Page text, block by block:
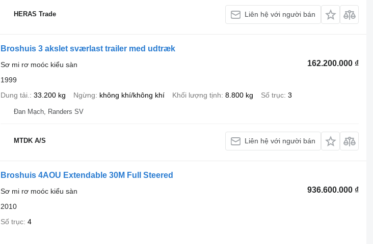
HERAS Trade Liên hệ với người bán
Broshuis 3 akslet sværlast trailer med udtræk
162.200.000 ₫
Sơ mi rơ moóc kiểu sàn
1999
Dung tải.
33.200 kg Ngừng không khí/không khí Khối lượng tịnh 8.800 kg Số trục 3
Đan Mạch, Randers SV
MTDK A/S Liên hệ với người bán
Broshuis 4AOU Extendable 30M Full Steered
936.600.000 ₫
Sơ mi rơ moóc kiểu sàn
2010
Số trục 4